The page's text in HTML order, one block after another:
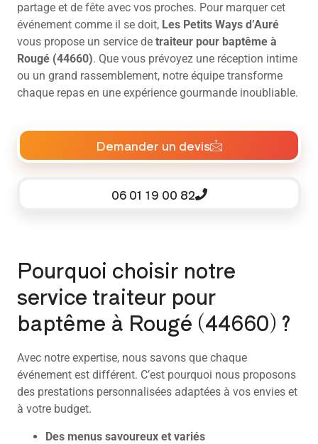
partage et de fête avec vos proches. Pour marquer cet
événement comme il se doit, Les Petits Ways d’Auré
vous propose un service de traiteur pour baptême à
Rougé (44660). Que vous prévoyez une réception intime
ou un grand rassemblement, notre équipe transforme
chaque repas en une expérience gourmande inoubliable.
Demander un devis
06 01 19 00 82
Pourquoi choisir notre
service traiteur pour
baptême à Rougé (44660) ?
Avec notre expertise, nous savons que chaque
événement est différent. C’est pourquoi nous proposons
des prestations personnalisées adaptées à vos envies et
à votre budget.
Des menus savoureux et variés